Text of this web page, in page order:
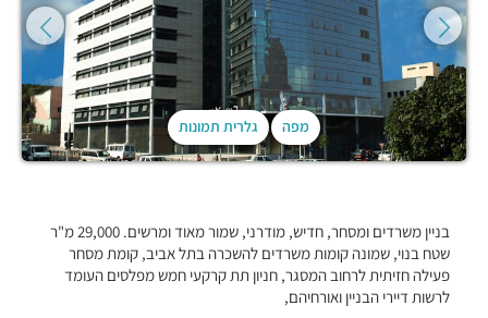
מפה גלרית תמונות
בניין משרדים ומסחר, חדיש, מודרני, שמור מאוד ומרשים. 29,000 מ"ר
שטח בנוי, שמונה קומות משרדים להשכרה בתל אביב, קומת מסחר
פעילה חזיתית לרחוב המסגר, חניון תת קרקעי חמש מפלסים העומד
לרשות דיירי הבניין ואורחיהם,